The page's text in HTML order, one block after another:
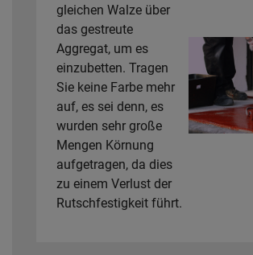
gleichen Walze über
das gestreute
Aggregat, um es
einzubetten. Tragen
Sie keine Farbe mehr
auf, es sei denn, es
wurden sehr große
Mengen Körnung
aufgetragen, da dies
zu einem Verlust der
Rutschfestigkeit führt.